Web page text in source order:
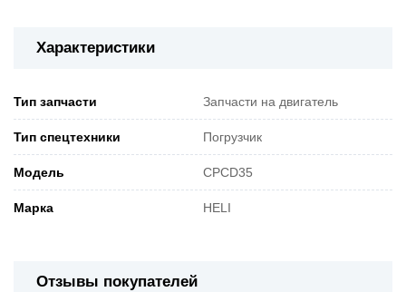
Характеристики
Тип запчасти Запчасти на двигатель
Тип спецтехники Погрузчик
Модель CPCD35
Марка HELI
Отзывы покупателей